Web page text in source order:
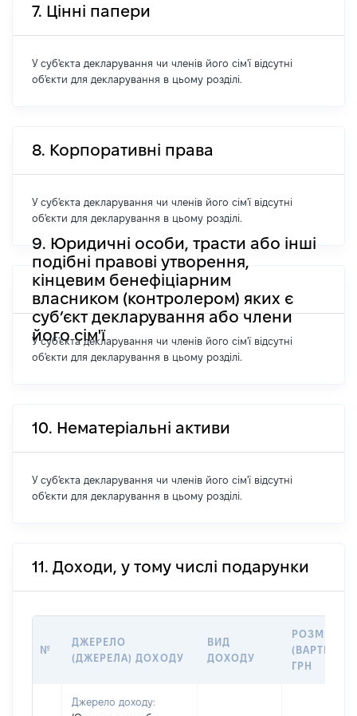
7. Цінні папери
У суб'єкта декларування чи членів його сім'ї відсутні
об'єкти для декларування в цьому розділі.
8. Корпоративні права
У суб'єкта декларування чи членів його сім'ї відсутні
об'єкти для декларування в цьому розділі.
9. Юридичні особи, трасти або інші
подібні правові утворення,
кінцевим бенефіціарним
власником (контролером) яких є
суб’єкт декларування або члени
його сім'ї
У суб'єкта декларування чи членів його сім'ї відсутні
об'єкти для декларування в цьому розділі.
10. Нематеріальні активи
У суб'єкта декларування чи членів його сім'ї відсутні
об'єкти для декларування в цьому розділі.
11. Доходи, у тому числі подарунки
№
ДЖЕРЕЛО
(ДЖЕРЕЛА) ДОХОДУ
ВИД
ДОХОДУ
РОЗМІР
(ВАРТІСТЬ),
ГРН
Джерело доходу: